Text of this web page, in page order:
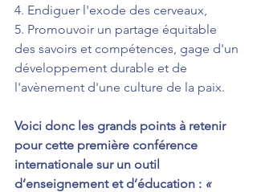
4. Endiguer l'exode des cerveaux,
5. Promouvoir un partage équitable
des savoirs et compétences, gage d'un
développement durable et de
l'avènement d'une culture de la paix.
Voici donc les grands points à retenir
pour cette première conférence
internationale sur un outil
d’enseignement et d’éducation : «